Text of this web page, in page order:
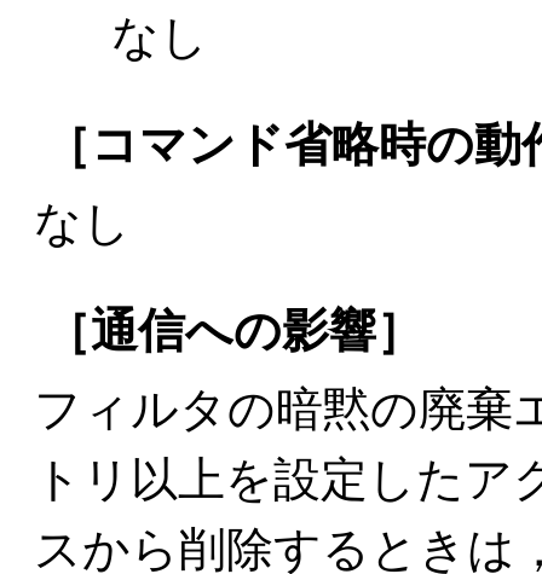
なし
［コマンド省略時の動
なし
［通信への影響］
フィルタの暗黙の廃棄
トリ以上を設定した
スから削除するときは